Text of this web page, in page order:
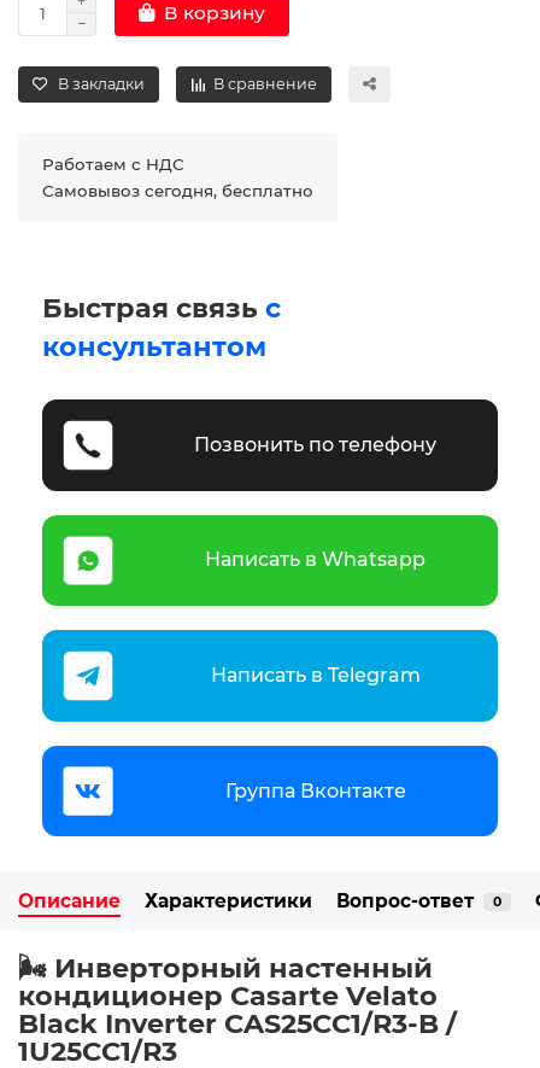
В корзину
В закладки В сравнение
Работаем с НДС
Самовывоз сегодня, бесплатно
Быстрая связь с
консультантом
Позвонить по телефону
Написать в Whatsapp
Написать в Telegram
Группа Вконтакте
Описание Характеристики Вопрос-ответ 0
🌬️ Инверторный настенный
кондиционер Casarte Velato
Black Inverter CAS25CC1/R3-B /
1U25CC1/R3